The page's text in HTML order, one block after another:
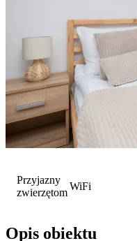
Przyjazny
zwierzętom
WiFi
Opis obiektu